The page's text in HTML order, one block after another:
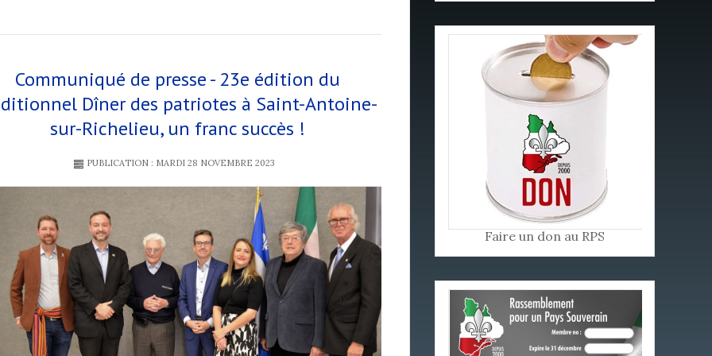
Communiqué de presse - 23e édition du
Dîner des patriotes à Saint-Antoine-
sur-Richelieu, un franc succès !
PUBLICATION : MARDI 28 NOVEMBRE 2023
Faire un don au RPS